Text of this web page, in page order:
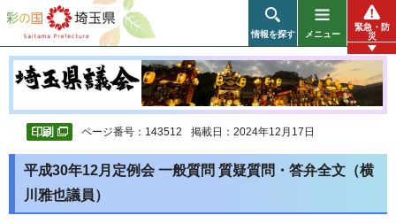
彩の国 埼玉県
情報を探す メニュー
緊急・防
災
ページ番号：143512 掲載日：2024年12月17日
平成30年12月定例会 一般質問 質疑質問・答弁全文（横
川雅也議員）